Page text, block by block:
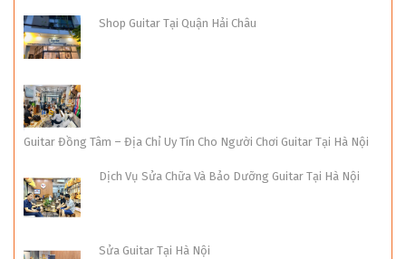
Shop Guitar Tại Quận Hải Châu
Guitar Đồng Tâm – Địa Chỉ Uy Tín Cho Người Chơi Guitar Tại Hà Nội
Dịch Vụ Sửa Chữa Và Bảo Dưỡng Guitar Tại Hà Nội
Sửa Guitar Tại Hà Nội